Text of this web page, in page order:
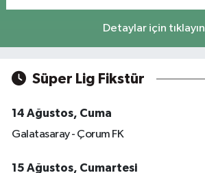
Detaylar için tıklayın
Süper Lig Fikstür
14 Ağustos, Cuma
Galatasaray - Çorum FK
15 Ağustos, Cumartesi